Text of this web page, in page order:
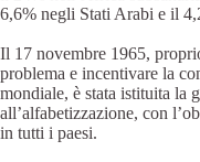
6,6% negli Stati Arabi e il
Il 17 novembre 1965,
problema e incentivare la
mondiale, è stata istituita la
all’alfabetizzazione, con
in tutti i paesi.